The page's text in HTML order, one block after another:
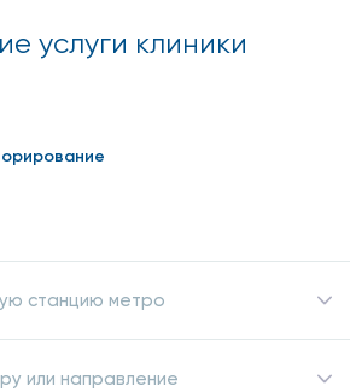
услуги клиники
станцию метро
или направление